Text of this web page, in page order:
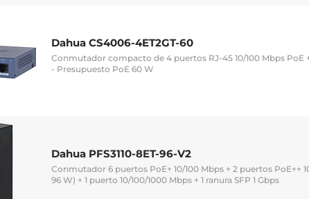
Dahua CS4006-4ET2GT-60
Conmutador compacto de 4 puertos RJ-45 10/100 Mbps PoE
- Presupuesto PoE 60 W
Dahua PFS3110-8ET-96-V2
Conmutador 6 puertos PoE+ 10/100 Mbps + 2 puertos PoE++
96 W) + 1 puerto 10/100/1000 Mbps + 1 ranura SFP 1 Gbps